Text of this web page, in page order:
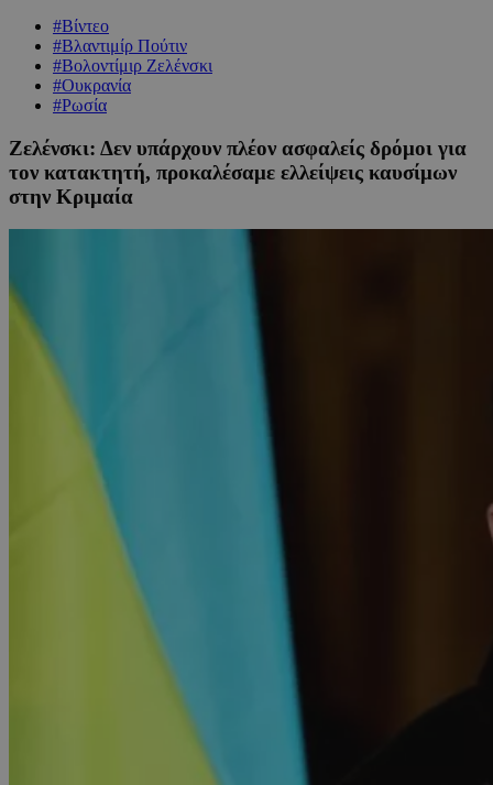
#Βίντεο
#Βλαντιμίρ Πούτιν
#Βολοντίμιρ Ζελένσκι
#Ουκρανία
#Ρωσία
Ζελένσκι: Δεν υπάρχουν πλέον ασφαλείς δρόμοι για
τον κατακτητή, προκαλέσαμε ελλείψεις καυσίμων
στην Κριμαία